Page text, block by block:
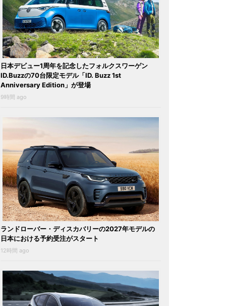
日本デビュー1周年を記念したフォルクスワーゲン
ID.Buzzの70台限定モデル「ID. Buzz 1st
Anniversary Edition」が登場
9時間 ago
ランドローバー・ディスカバリーの2027年モデルの
日本における予約受注がスタート
12時間 ago